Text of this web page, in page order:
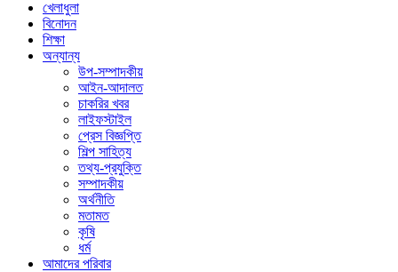
খেলাধুলা
বিনোদন
শিক্ষা
অন্যান্য
উপ-সম্পাদকীয়
আইন-আদালত
চাকরির খবর
লাইফস্টাইল
প্রেস বিজ্ঞপ্তি
শিল্প সাহিত্য
তথ্য-প্রযুক্তি
সম্পাদকীয়
অর্থনীতি
মতামত
কৃষি
ধর্ম
আমাদের পরিবার